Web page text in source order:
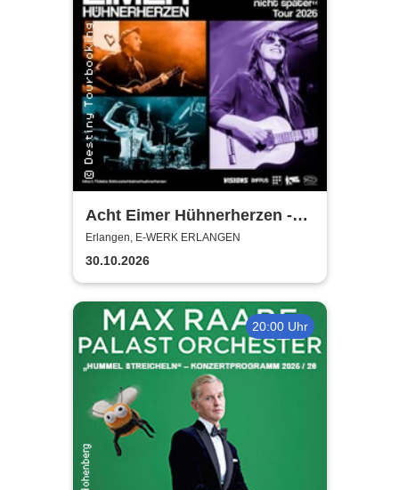
Acht Eimer Hühnerherzen -
jetzt, nicht später - Tour 2026
Erlangen, E-WERK ERLANGEN
30.10.2026
20:00 Uhr